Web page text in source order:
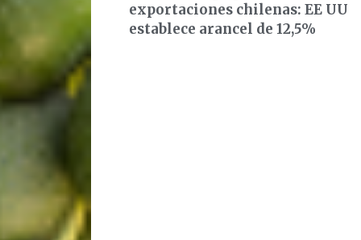
exportaciones chilenas: EE UU
establece arancel de 12,5%